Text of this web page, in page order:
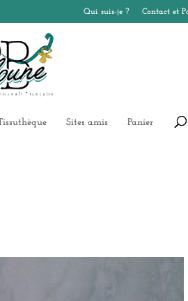
Qui suis-je ? Contact et
Sites amis Panier